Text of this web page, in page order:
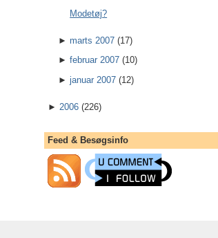
Modetøj?
►marts 2007 (17)
►februar 2007 (10)
►januar 2007 (12)
► 2006 (226)
Feed & Besøgsinfo